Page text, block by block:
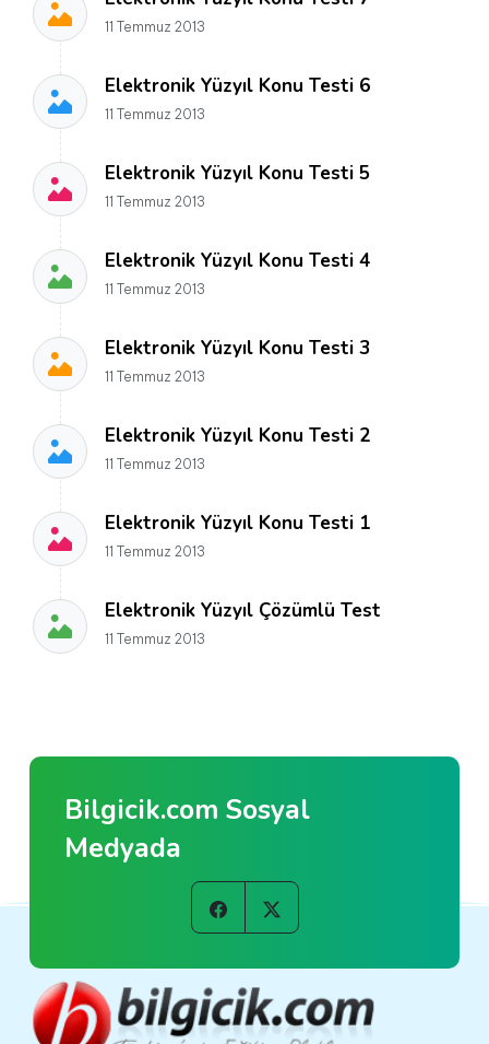
11 Temmuz 2013
Elektronik Yüzyıl Konu Testi 6
11 Temmuz 2013
Elektronik Yüzyıl Konu Testi 5
11 Temmuz 2013
Elektronik Yüzyıl Konu Testi 4
11 Temmuz 2013
Elektronik Yüzyıl Konu Testi 3
11 Temmuz 2013
Elektronik Yüzyıl Konu Testi 2
11 Temmuz 2013
Elektronik Yüzyıl Konu Testi 1
11 Temmuz 2013
Elektronik Yüzyıl Çözümlü Test
11 Temmuz 2013
Bilgicik.com Sosyal
Medyada